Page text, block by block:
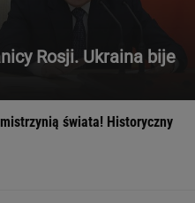
Rosji. Ukraina bije
świata! Historyczny